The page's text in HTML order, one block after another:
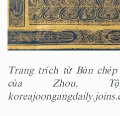
Trang trích từ Bản
của Zhou,